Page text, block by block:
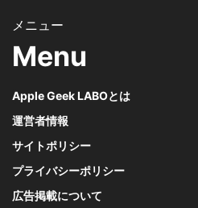
Menu
Apple Geek LABOとは
運営者情報
サイトポリシー
プライバシーポリシー
広告掲載について